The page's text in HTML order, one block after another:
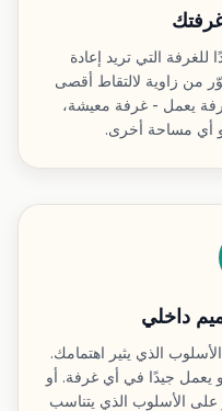
التي تريد إعادة
من زاوية لالتقاط أقصى
يعمل - غرفة معيشة،
أي مساحة أخرى.
داخلي
الـ 12+ واختر الأسلوب الذي يثير اهتمامك.
يعمل جيدًا في أي غرفة. أو
على الأسلوب الذي يتناسب